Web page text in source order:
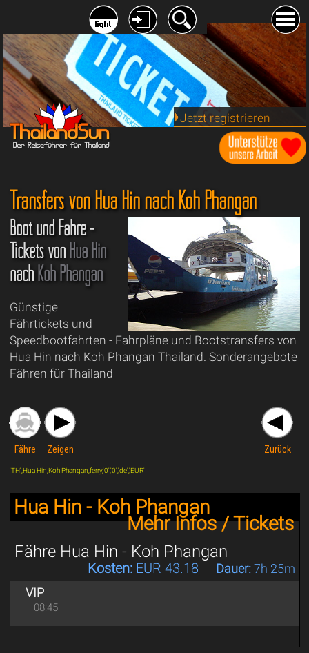
Jetzt registrieren
Transfers von Hua Hin nach Koh Phangan
Boot und Fähre -
Tickets von Hua Hin
nach Koh Phangan
Günstige
Fährtickets und
Speedbootfahrten - Fahrpläne und Bootstransfers von
Hua Hin nach Koh Phangan Thailand. Sonderangebote
Fähren für Thailand
Fähre Zeigen Zurück
'TH',Hua Hin,Koh Phangan,ferry,'0','0','de','EUR'
Hua Hin - Koh Phangan
Mehr Infos / Tickets
Fähre Hua Hin - Koh Phangan
Kosten:EUR 43.18 Dauer:7h 25m
VIP
08:45